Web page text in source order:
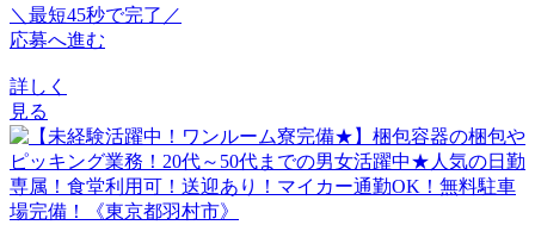
＼最短45秒で完了／
応募へ進む
詳しく
見る